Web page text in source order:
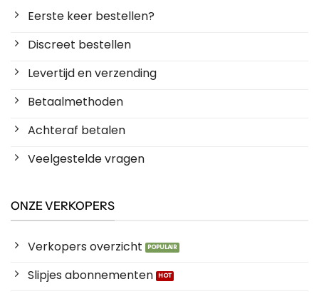
Eerste keer bestellen?
Discreet bestellen
Levertijd en verzending
Betaalmethoden
Achteraf betalen
Veelgestelde vragen
ONZE VERKOPERS
Verkopers overzicht
Slipjes abonnementen